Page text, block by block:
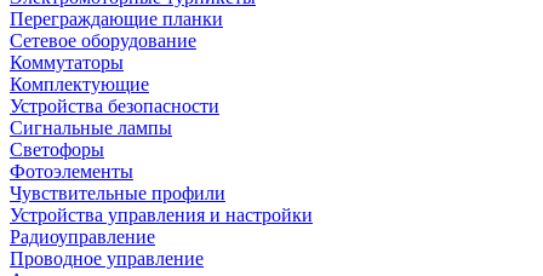
Переграждающие планки
Сетевое оборудование
Коммутаторы
Комплектующие
Устройства безопасности
Сигнальные лампы
Светофоры
Фотоэлементы
Чувствительные профили
Устройства управления и настройки
Радиоуправление
Проводное управление